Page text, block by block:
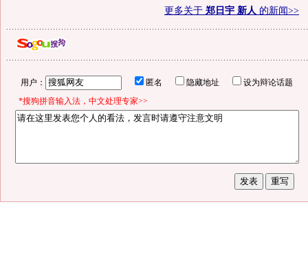
更多关于 郑日宇 新人 的新闻>>
用户： 匿名 隐藏地址
设为辩论话题
*搜狗拼音输入法，中文处理专家>>